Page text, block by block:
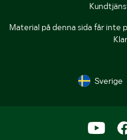
Material på denna sida får inte
Sverige